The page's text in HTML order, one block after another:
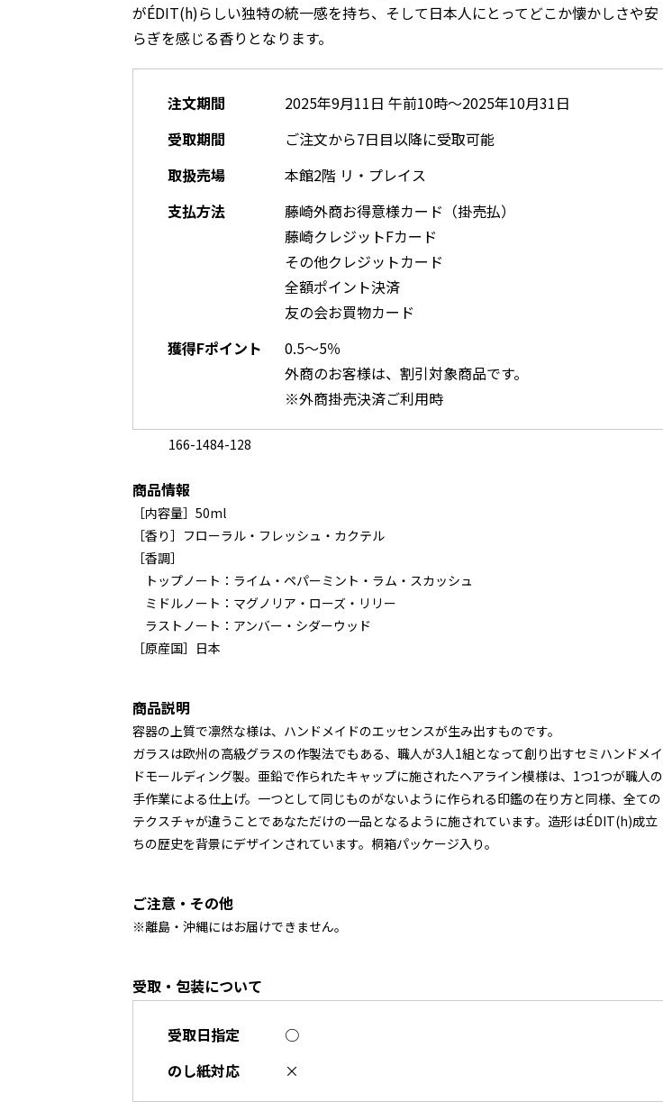
がÉDIT(h)らしい独特の統一感を持ち、そして日本人にとってどこか懐かしさや安
らぎを感じる香りとなります。
注文期間
2025年9月11日 午前10時～2025年10月31日
受取期間
ご注文から7日目以降に受取可能
取扱売場
本館2階 リ・プレイス
支払方法
藤崎外商お得意様カード（掛売払）
藤崎クレジットFカード
その他クレジットカード
全額ポイント決済
友の会お買物カード
獲得Fポイント
0.5～5％
外商のお客様は、割引対象商品です。
※外商掛売決済ご利用時
166-1484-128
商品情報
［内容量］50ml
［香り］フローラル・フレッシュ・カクテル
［香調］
トップノート：ライム・ペパーミント・ラム・スカッシュ
ミドルノート：マグノリア・ローズ・リリー
ラストノート：アンバー・シダーウッド
［原産国］日本
商品説明
容器の上質で凛然な様は、ハンドメイドのエッセンスが生み出すものです。
ガラスは欧州の高級グラスの作製法でもある、職人が3人1組となって創り出すセミハンドメイ
ドモールディング製。亜鉛で作られたキャップに施されたヘアライン模様は、1つ1つが職人の
手作業による仕上げ。一つとして同じものがないように作られる印鑑の在り方と同様、全ての
テクスチャが違うことであなただけの一品となるように施されています。造形はÉDIT(h)成立
ちの歴史を背景にデザインされています。桐箱パッケージ入り。
ご注意・その他
※離島・沖縄にはお届けできません。
受取・包装について
受取日指定
○
のし紙対応
×